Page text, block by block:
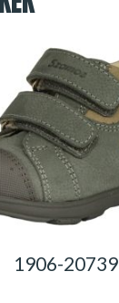
1906-20739